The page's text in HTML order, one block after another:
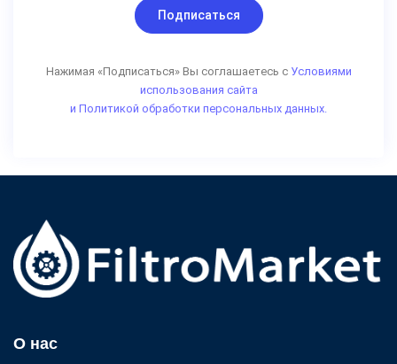
Подписаться
Нажимая «Подписаться» Вы соглашаетесь с Условиями
использования сайта
и Политикой обработки персональных данных.
О нас